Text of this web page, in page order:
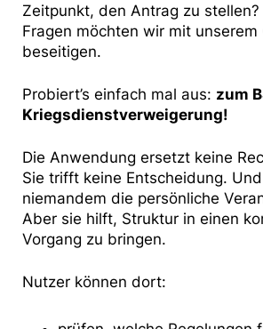
Zeitpunkt, den Antrag zu
Fragen möchten wir mit unserem
beseitigen.
Probiert’s einfach mal aus: zum
Kriegsdienstverweigerung!
Die Anwendung ersetzt keine
Sie trifft keine Entscheidung.
niemandem die persönliche
Aber sie hilft, Struktur in einen
Vorgang zu bringen.
Nutzer können dort: